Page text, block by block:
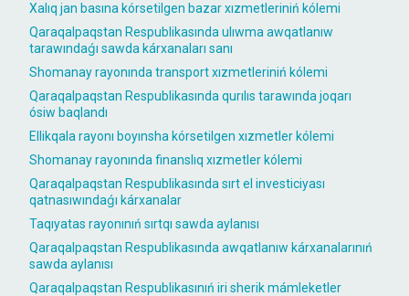
Xalıq jan basına kórsetilgen bazar xızmetleriniń kólemi
Qaraqalpaqstan Respublikasında ulıwma awqatlanıw
tarawındaǵı sawda kárxanaları sanı
Shomanay rayonında transport xızmetleriniń kólemi
Qaraqalpaqstan Respublikasında qurılıs tarawında joqarı
ósiw baqlandı
Ellikqala rayonı boyınsha kórsetilgen xızmetler kólemi
Shomanay rayonında finanslıq xızmetler kólemi
Qaraqalpaqstan Respublikasında sırt el investiciyası
qatnasıwındaǵı kárxanalar
Taqıyatas rayonınıń sırtqı sawda aylanısı
Qaraqalpaqstan Respublikasında awqatlanıw kárxanalarınıń
sawda aylanısı
Qaraqalpaqstan Respublikasınıń iri sherik mámleketler